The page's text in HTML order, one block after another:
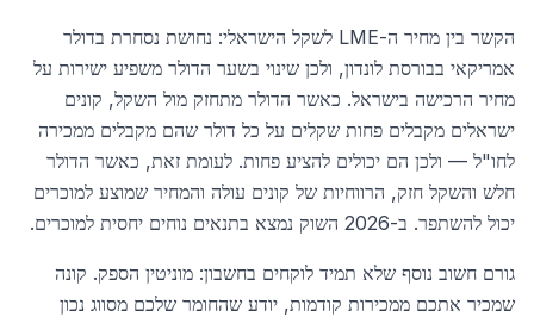
הקשר בין מחיר ה-LME לשקל הישראלי: נחושת נסחרת בדולר
אמריקאי בבורסת לונדון, ולכן שינוי בשער הדולר משפיע ישירות על
מחיר הרכישה בישראל. כאשר הדולר מתחזק מול השקל, קונים
ישראלים מקבלים פחות שקלים על כל דולר שהם מקבלים ממכירה
לחו"ל — ולכן הם יכולים להציע פחות. לעומת זאת, כאשר הדולר
חלש והשקל חזק, הרווחיות של קונים עולה והמחיר שמוצע למוכרים
יכול להשתפר. ב-2026 השוק נמצא בתנאים נוחים יחסית למוכרים.
גורם חשוב נוסף שלא תמיד לוקחים בחשבון: מוניטין הספק. קונה
שמכיר אתכם ממכירות קודמות, יודע שהחומר שלכם מסווג נכון